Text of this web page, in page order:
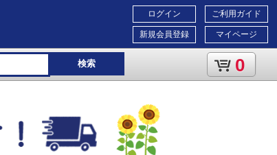
ご利用ガイド
マイページ
ログイン
新規会員登録
検索 0